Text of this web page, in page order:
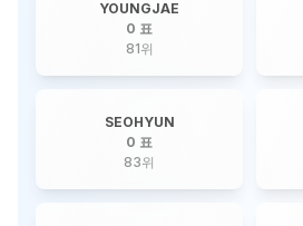
YOUNGJAE
0 표
81위
SEOHYUN
0 표
83위